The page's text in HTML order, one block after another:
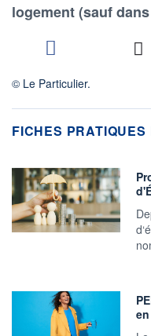
logement (sauf
© Le Particulier.
FICHES PRATIQUES